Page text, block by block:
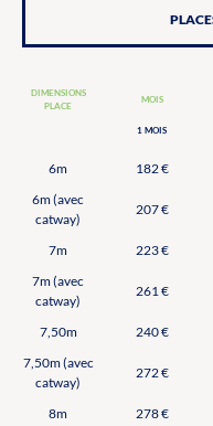
DIMENSIONS
PLACE
MOIS
1 MOIS
6m 182 €
6m (avec
catway)
207 €
7m 223 €
7m (avec
catway)
261 €
7,50m 240 €
7,50m (avec
catway)
272 €
8m 278 €